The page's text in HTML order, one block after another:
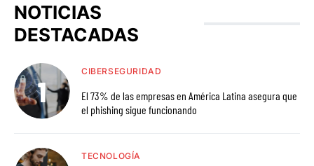
NOTICIAS
DESTACADAS
CIBERSEGURIDAD
El 73% de las empresas en América Latina asegura que
el phishing sigue funcionando
TECNOLOGÍA